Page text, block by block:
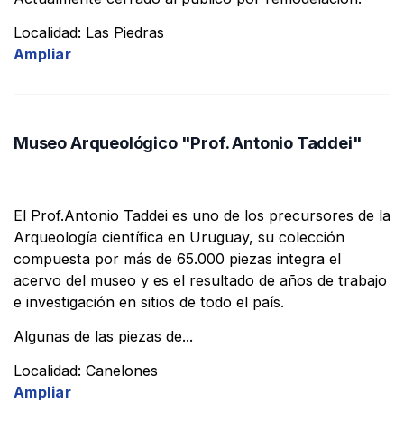
Localidad: Las Piedras
Ampliar
Museo Arqueológico "Prof. Antonio Taddei"
El Prof.Antonio Taddei es uno de los precursores de la
Arqueología científica en Uruguay, su colección
compuesta por más de 65.000 piezas integra el
acervo del museo y es el resultado de años de trabajo
e investigación en sitios de todo el país.
Algunas de las piezas de...
Localidad: Canelones
Ampliar